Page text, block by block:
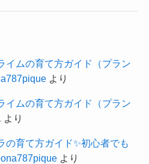
イムの育て方ガイド（プラン
より
イムの育て方ガイド（プラン
より
の育て方ガイド✨初心者でも
より